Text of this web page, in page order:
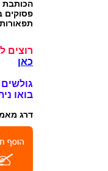
הכותבת
פסוקים
רוצים
כאן
בואו
דרג